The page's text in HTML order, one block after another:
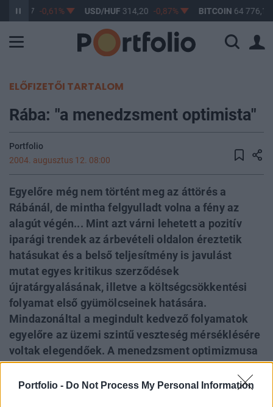
Portfolio - Do Not Process My Personal Information
363,17 -0,61% USD/HUF314,20 -0,87% BITCOIN64 776,11
ELŐFIZETŐI TARTALOM
Rába: "a menedzsment optimista"
Portfolio
2004. augusztus 12. 08:00
Egyelőre még nem történt meg az áttörés a
Rábánál, de mintha felgyulladt volna a fény az
alagút végén... Mint azt várni lehetett a pozitív
iparági trendek az árbevételi oldalon éreztetik
hatásukat és a belső teljesítmény is javulást
mutat egyes kritikus szerződések
újratárgyalásának, illetve a költségcsökkentési
folyamat első gyümölcseinek hatására.
Mindazonáltal a megindult kedvező folyamatok
egyelőre az üzemi szintű veszteség mérséklésére
voltak elegendőek. A menedzsment optimizmusa
elsősorban a növekvő rendelési volumennek és a
költségmegtakarítás egyre erősebben érezhető